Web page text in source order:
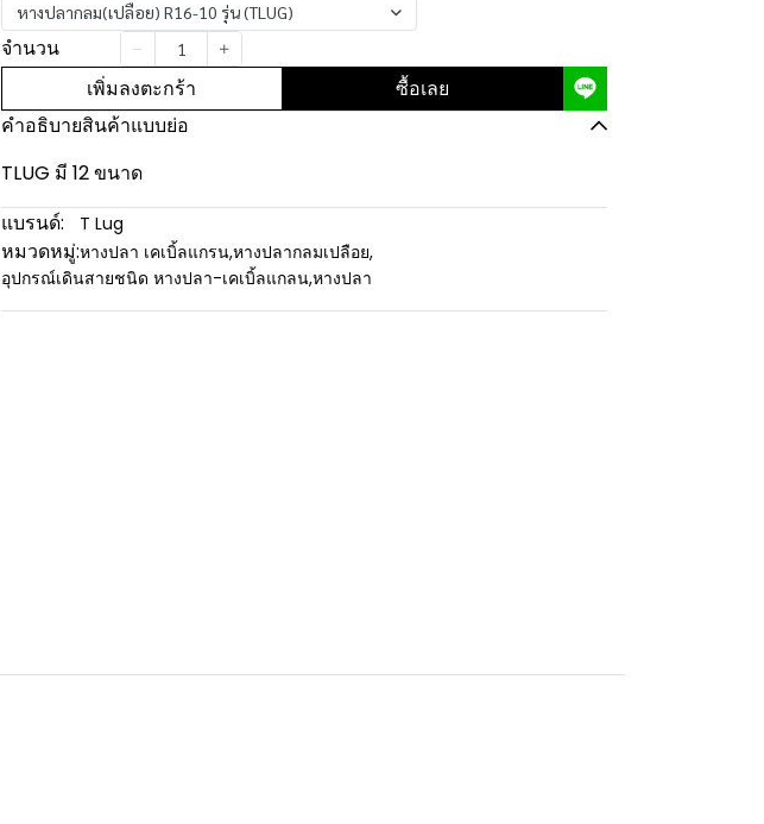
หางปลากลม(เปลือย) R16-10 รุ่น (TLUG)
จำนวน
เพิ่มลงตะกร้า ซื้อเลย
คำอธิบายสินค้าแบบย่อ
TLUG มี 12 ขนาด
แบรนด์:
T Lug
หมวดหมู่:หางปลา เคเบิ้ลแกรน,หางปลากลมเปลือย,
อุปกรณ์เดินสายชนิด หางปลา-เคเบิ้ลแกลน,หางปลา